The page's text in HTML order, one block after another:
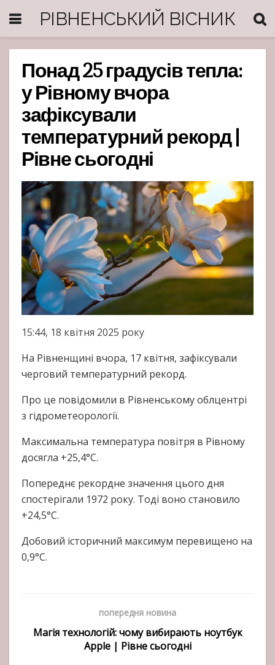
РІВНЕНСЬКИЙ ВІСНИК
Понад 25 градусів тепла:
у Рівному вчора
зафіксували
температурний рекорд |
Рівне сьогодні
15:44, 18 квітня 2025 року
На Рівненщині вчора, 17 квітня, зафіксували
черговий температурний рекорд.
Про це повідомили в Рівненському облцентрі
з гідрометеорології.
Максимальна температура повітря в Рівному
досягла +25,4°C.
Попереднє рекордне значення цього дня
спостерігали 1972 року. Тоді воно становило
+24,5°C.
Добовий історичний максимум перевищено на
0,9°С.
попередня новина
Магія технологій: чому вибирають ноутбук
Apple | Рівне сьогодні